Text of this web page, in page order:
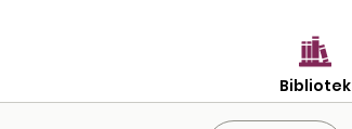
Bibliotek